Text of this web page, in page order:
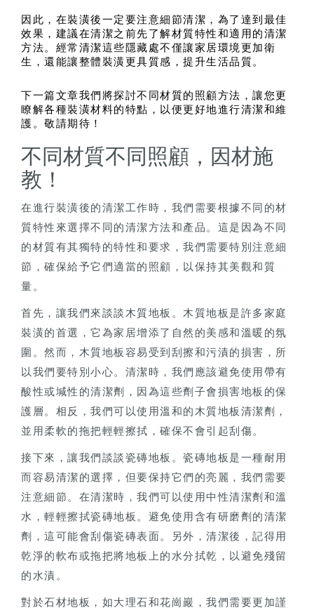
因此，在裝潢後一定要注意細節清潔，為了達到最佳
效果，建議在清潔之前先了解材質特性和適用的清潔
方法。經常清潔這些隱藏處不僅讓家居環境更加衛
生，還能讓整體裝潢更具質感，提升生活品質。
下一篇文章我們將探討不同材質的照顧方法，讓您更
瞭解各種裝潢材料的特點，以便更好地進行清潔和維
護。敬請期待！
不同材質不同照顧，因材施
教！
在進行裝潢後的清潔工作時，我們需要根據不同的材
質特性來選擇不同的清潔方法和產品。這是因為不同
的材質有其獨特的特性和要求，我們需要特別注意細
節，確保給予它們適當的照顧，以保持其美觀和質
量。
首先，讓我們來談談木質地板。木質地板是許多家庭
裝潢的首選，它為家居增添了自然的美感和溫暖的氛
圍。然而，木質地板容易受到刮擦和污漬的損害，所
以我們要特別小心。清潔時，我們應該避免使用帶有
酸性或堿性的清潔劑，因為這些劑子會損害地板的保
護層。相反，我們可以使用溫和的木質地板清潔劑，
並用柔軟的拖把輕輕擦拭，確保不會引起刮傷。
接下來，讓我們談談瓷磚地板。瓷磚地板是一種耐用
而容易清潔的選擇，但要保持它們的亮麗，我們需要
注意細節。在清潔時，我們可以使用中性清潔劑和溫
水，輕輕擦拭瓷磚地板。避免使用含有研磨劑的清潔
劑，這可能會刮傷瓷磚表面。另外，清潔後，記得用
乾淨的軟布或拖把將地板上的水分拭乾，以避免殘留
的水漬。
對於石材地板，如大理石和花崗巖，我們需要更加謹